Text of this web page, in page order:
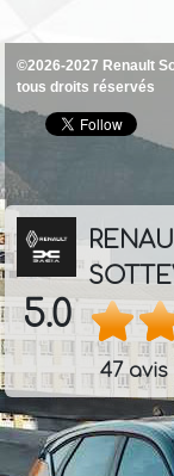
©2026-2027 Renault
tous droits réservés
5.0
47 avis